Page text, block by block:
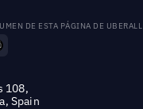
DE ESTA PÁGINA DE UBERALL
108,
Spain